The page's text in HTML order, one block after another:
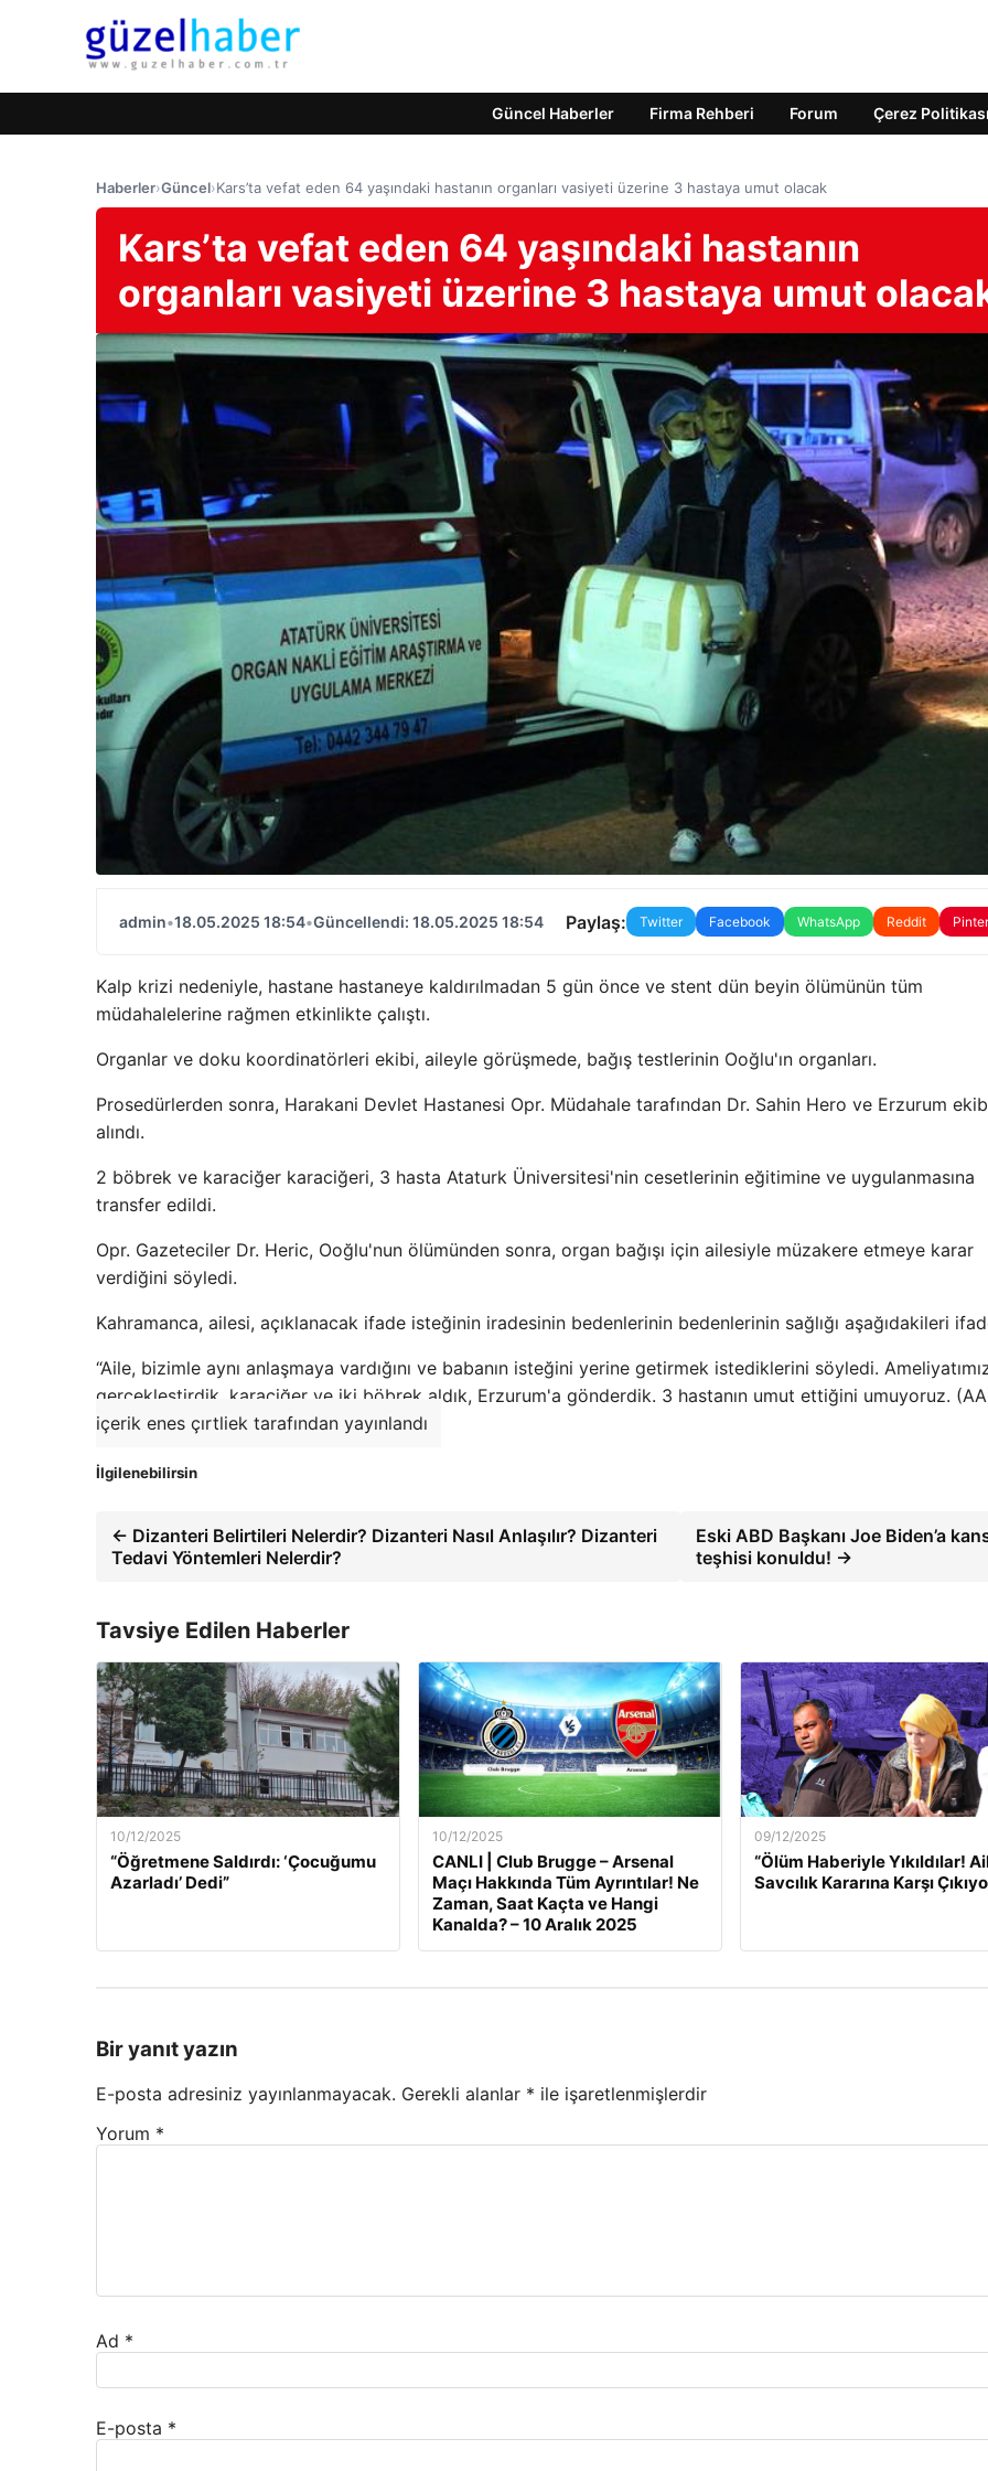
Güncel Haberler Firma Rehberi Forum Çerez Politikası
Haberler›Güncel›Kars’ta vefat eden 64 yaşındaki hastanın organları vasiyeti üzerine 3 hastaya umut olacak
Kars’ta vefat eden 64 yaşındaki hastanın
organları vasiyeti üzerine 3 hastaya umut
admin•18.05.2025 18:54•Güncellendi: 18.05.2025 18:54 Paylaş: Twitter Facebook WhatsApp Reddit
Kalp krizi nedeniyle, hastane hastaneye kaldırılmadan 5 gün önce ve stent dün beyin ölümünün tüm
müdahalelerine rağmen etkinlikte çalıştı.
Organlar ve doku koordinatörleri ekibi, aileyle görüşmede, bağış testlerinin Ooğlu'ın organları.
Prosedürlerden sonra, Harakani Devlet Hastanesi Opr. Müdahale tarafından Dr. Sahin Hero ve Erzurum
alındı.
2 böbrek ve karaciğer karaciğeri, 3 hasta Ataturk Üniversitesi'nin cesetlerinin eğitimine ve uygulanmasına
transfer edildi.
Opr. Gazeteciler Dr. Heric, Ooğlu'nun ölümünden sonra, organ bağışı için ailesiyle müzakere etmeye karar
verdiğini söyledi.
Kahramanca, ailesi, açıklanacak ifade isteğinin iradesinin bedenlerinin bedenlerinin sağlığı aşağıdakileri
“Aile, bizimle aynı anlaşmaya vardığını ve babanın isteğini yerine getirmek istediklerini söyledi.
gerçekleştirdik, karaciğer ve iki böbrek aldık, Erzurum'a gönderdik. 3 hastanın umut ettiğini umuyoruz.
içerik enes çırtliek tarafından yayınlandı
İlgilenebilirsin
← Dizanteri Belirtileri Nelerdir? Dizanteri Nasıl Anlaşılır? Dizanteri
Tedavi Yöntemleri Nelerdir?
Eski ABD Başkanı Joe Biden’a
teşhisi konuldu! →
Tavsiye Edilen Haberler
10/12/2025
“Öğretmene Saldırdı: ‘Çocuğumu
Azarladı’ Dedi”
10/12/2025
CANLI | Club Brugge – Arsenal
Maçı Hakkında Tüm Ayrıntılar! Ne
Zaman, Saat Kaçta ve Hangi
Kanalda? – 10 Aralık 2025
09/12/2025
“Ölüm Haberiyle Yıkıldılar!
Savcılık Kararına Karşı
Bir yanıt yazın
E-posta adresiniz yayınlanmayacak. Gerekli alanlar * ile işaretlenmişlerdir
Yorum *
Ad *
E-posta *